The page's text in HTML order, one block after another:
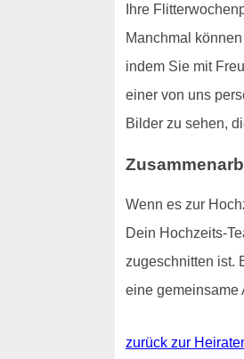
Ihre
Manchmal
indem Sie mit
einer von uns
Bilder zu sehen,
Wenn es zur
Dein Hochzeits-
zugeschnitten ist.
eine gemeinsame
zurück zur